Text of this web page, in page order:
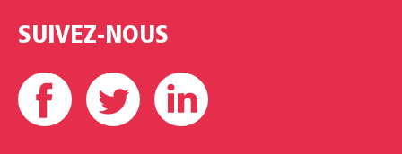
SUIVEZ-NOUS
Facebook Twitter